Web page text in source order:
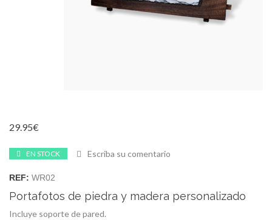
29.95€
EN STOCK Escriba su comentario
REF: WR02
Portafotos de piedra y madera personalizado
Incluye soporte de pared.